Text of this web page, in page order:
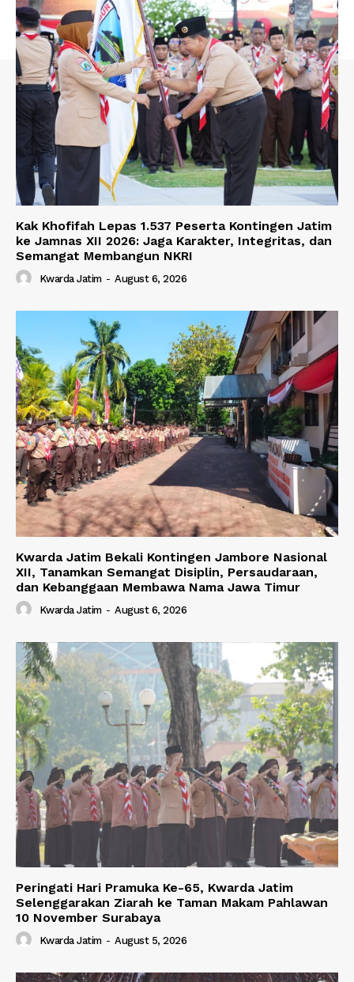
Kak Khofifah Lepas 1.537 Peserta Kontingen Jatim
ke Jamnas XII 2026: Jaga Karakter, Integritas, dan
Semangat Membangun NKRI
Kwarda Jatim - August 6, 2026
Kwarda Jatim Bekali Kontingen Jambore Nasional
XII, Tanamkan Semangat Disiplin, Persaudaraan,
dan Kebanggaan Membawa Nama Jawa Timur
Kwarda Jatim - August 6, 2026
Peringati Hari Pramuka Ke-65, Kwarda Jatim
Selenggarakan Ziarah ke Taman Makam Pahlawan
10 November Surabaya
Kwarda Jatim - August 5, 2026